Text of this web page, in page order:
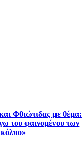
Φθιώτιδας με θέμα:
του φαινομένου των